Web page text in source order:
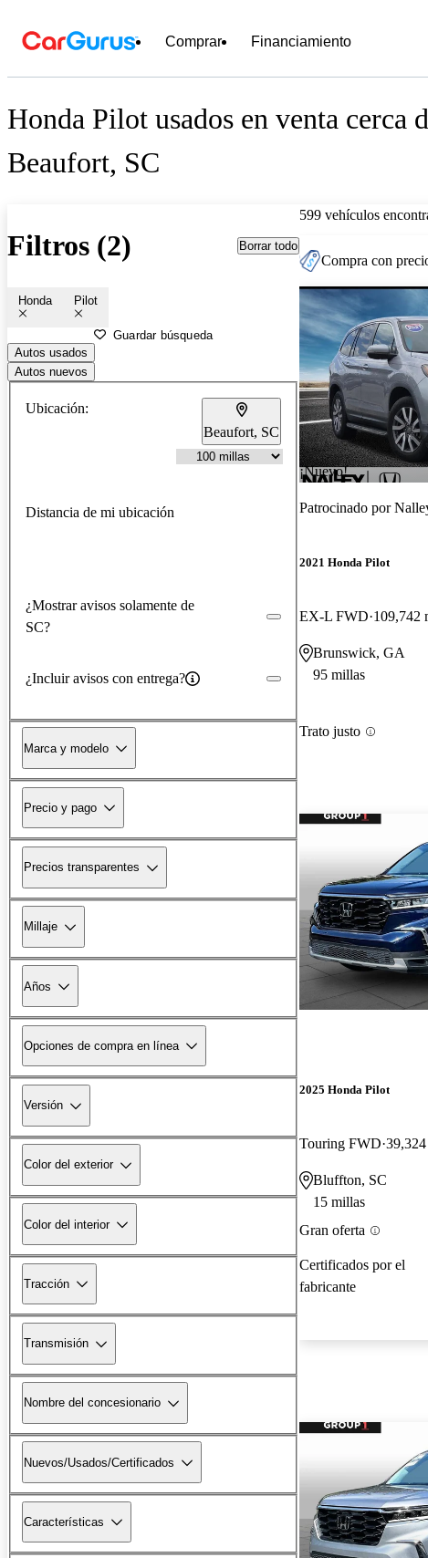
Comprar Financiamiento
Honda Pilot usados en venta cerca
Beaufort, SC
Filtros (2) Borrar todo
Honda Pilot
Guardar búsqueda
Autos usados
Autos nuevos
Ubicación:
Beaufort, SC
Distancia de mi ubicación
¿Mostrar avisos solamente de
SC?
¿Incluir avisos con entrega?
Marca y modelo
Precio y pago
Precios transparentes
Millaje
Años
Opciones de compra en línea
Versión
Color del exterior
Color del interior
Tracción
Transmisión
Nombre del concesionario
Nuevos/Usados/Certificados
Características
599 vehículos
Compra con
¡Nuevo!
Patrocinado por
2021 Honda Pilot
EX-L FWD 109,742
Brunswick, GA
95 millas
Trato justo
2025 Honda Pilot
Touring FWD
Bluffton, SC
15 millas
Gran oferta
Certificados por el
fabricante